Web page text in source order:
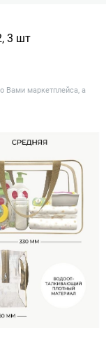
3 шт
Вами маркетплейса, а